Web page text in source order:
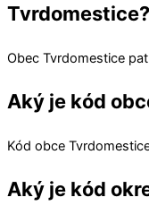
Tvrdomestice?
Obec Tvrdomestice
Aký je kód
Kód obce
Aký je kód